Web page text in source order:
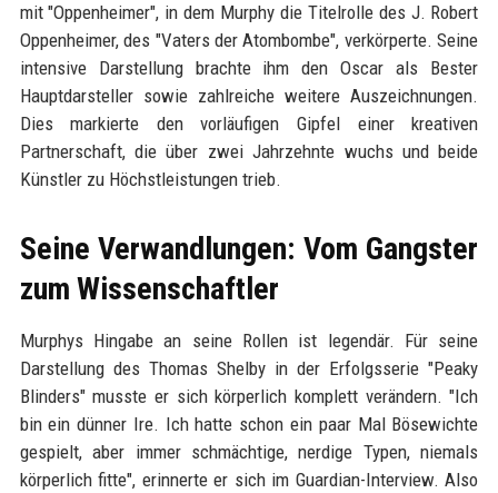
mit "Oppenheimer", in dem Murphy die Titelrolle des J. Robert
Oppenheimer, des "Vaters der Atombombe", verkörperte. Seine
intensive Darstellung brachte ihm den Oscar als Bester
Hauptdarsteller sowie zahlreiche weitere Auszeichnungen.
Dies markierte den vorläufigen Gipfel einer kreativen
Partnerschaft, die über zwei Jahrzehnte wuchs und beide
Künstler zu Höchstleistungen trieb.
Seine Verwandlungen: Vom Gangster
zum Wissenschaftler
Murphys Hingabe an seine Rollen ist legendär. Für seine
Darstellung des Thomas Shelby in der Erfolgsserie "Peaky
Blinders" musste er sich körperlich komplett verändern. "Ich
bin ein dünner Ire. Ich hatte schon ein paar Mal Bösewichte
gespielt, aber immer schmächtige, nerdige Typen, niemals
körperlich fitte", erinnerte er sich im Guardian-Interview. Also